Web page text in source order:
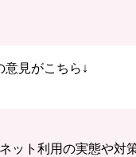
意見がこちら↓
ット利用の実態や対